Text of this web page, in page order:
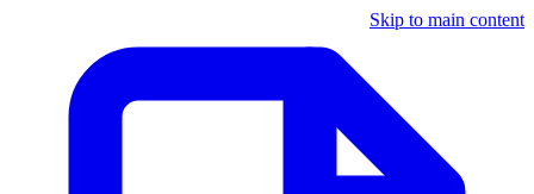
Skip to main content